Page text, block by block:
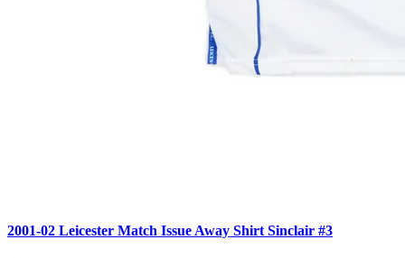
2001-02 Leicester Match Issue Away Shirt Sinclair #3